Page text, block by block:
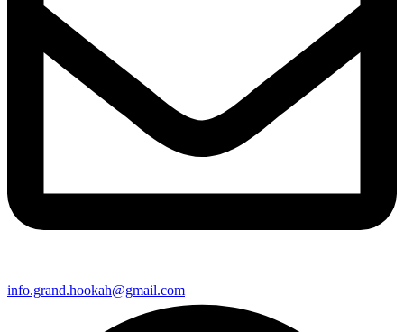
info.grand.hookah@gmail.com